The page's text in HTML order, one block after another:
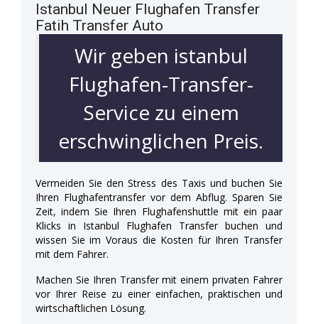
Istanbul Neuer Flughafen Transfer
Fatih Transfer Auto
Wir geben istanbul
Flughafen-Transfer-
Service zu einem
erschwinglichen Preis.
Vermeiden Sie den Stress des Taxis und buchen Sie
Ihren Flughafentransfer vor dem Abflug. Sparen Sie
Zeit, indem Sie Ihren Flughafenshuttle mit ein paar
Klicks in Istanbul Flughafen Transfer buchen und
wissen Sie im Voraus die Kosten für Ihren Transfer
mit dem Fahrer.
Machen Sie Ihren Transfer mit einem privaten Fahrer
vor Ihrer Reise zu einer einfachen, praktischen und
wirtschaftlichen Lösung.